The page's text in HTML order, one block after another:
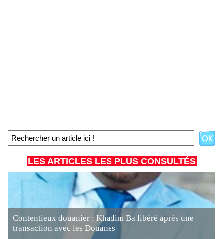
LES ARTICLES LES PLUS CONSULTÉS
Contentieux douanier : Khadim Ba libéré après une
transaction avec les Douanes